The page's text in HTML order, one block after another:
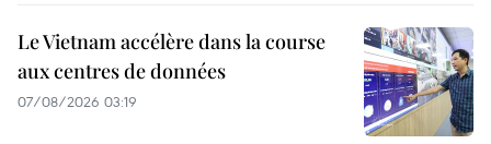
Le Vietnam accélère dans la course
aux centres de données
07/08/2026 03:19